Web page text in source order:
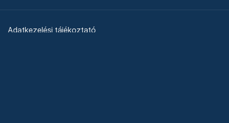
Adatkezelési tájékoztató